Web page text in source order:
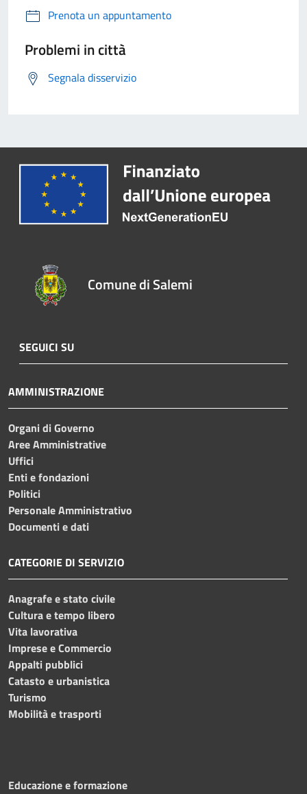
Prenota un appuntamento
Problemi in città
Segnala disservizio
Comune di Salemi
SEGUICI SU
AMMINISTRAZIONE
Organi di Governo
Aree Amministrative
Uffici
Enti e fondazioni
Politici
Personale Amministrativo
Documenti e dati
CATEGORIE DI SERVIZIO
Anagrafe e stato civile
Cultura e tempo libero
Vita lavorativa
Imprese e Commercio
Appalti pubblici
Catasto e urbanistica
Turismo
Mobilità e trasporti
Educazione e formazione